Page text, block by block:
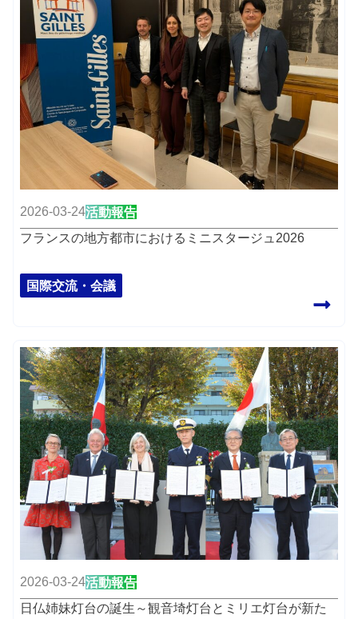
2026-03-24活動報告
フランスの地方都市におけるミニスタージュ2026
国際交流・会議
2026-03-24活動報告
日仏姉妹灯台の誕生～観音埼灯台とミリエ灯台が新た